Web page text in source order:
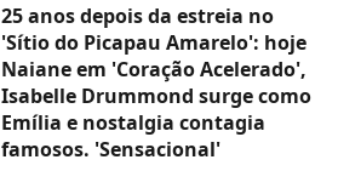
25 anos depois da estreia no
'Sítio do Picapau Amarelo': hoje
Naiane em 'Coração Acelerado',
Isabelle Drummond surge como
Emília e nostalgia contagia
famosos. 'Sensacional'